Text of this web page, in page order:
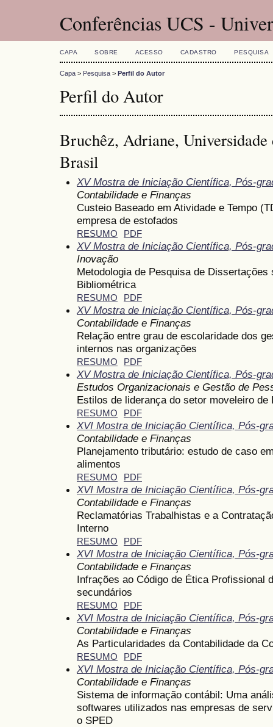
Conferências UCS -
CAPA SOBRE ACESSO CADASTRO PESQUISA
Capa > Pesquisa > Perfil do Autor
Perfil do Autor
Bruchêz, Adriane, Universidade
Brasil
XV Mostra de Iniciação Científica, Pós-
Contabilidade e Finanças
Custeio Baseado em Atividade e Tempo
empresa de estofados
RESUMO PDF
XV Mostra de Iniciação Científica, Pós-
Inovação
Metodologia de Pesquisa de Dissertações
Bibliométrica
RESUMO PDF
XV Mostra de Iniciação Científica, Pós-
Contabilidade e Finanças
Relação entre grau de escolaridade dos
internos nas organizações
RESUMO PDF
XV Mostra de Iniciação Científica, Pós-
Estudos Organizacionais e Gestão de
Estilos de liderança do setor moveleiro de
RESUMO PDF
XVI Mostra de Iniciação Científica, Pós-
Contabilidade e Finanças
Planejamento tributário: estudo de caso
alimentos
RESUMO PDF
XVI Mostra de Iniciação Científica, Pós-
Contabilidade e Finanças
Reclamatórias Trabalhistas e a
Interno
RESUMO PDF
XVI Mostra de Iniciação Científica, Pós-
Contabilidade e Finanças
Infrações ao Código de Ética Profissional
secundários
RESUMO PDF
XVI Mostra de Iniciação Científica, Pós-
Contabilidade e Finanças
As Particularidades da Contabilidade da
RESUMO PDF
XVI Mostra de Iniciação Científica, Pós-
Contabilidade e Finanças
Sistema de informação contábil: Uma
softwares utilizados nas empresas de
o SPED